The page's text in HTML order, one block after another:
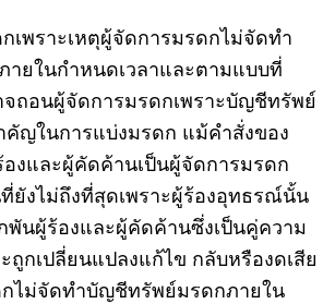
เพราะเหตุผู้จัดการมรดกไม่จัดทำ
ยในกำหนดเวลาและตามแบบที่
จถอนผู้จัดการมรดกเพราะบัญชีทรัพย์
คัญในการแบ่งมรดก แม้คำสั่งของ
งและผู้คัดค้านเป็นผู้จัดการมรดก
ยังไม่ถึงที่สุดเพราะผู้ร้องอุทธรณ์นั้น
พันผู้ร้องและผู้คัดค้านซึ่งเป็นคู่ความ
ถูกเปลี่ยนแปลงแก้ไข กลับหรืองดเสีย
ไม่จัดทำบัญชีทรัพย์มรดกภายใน